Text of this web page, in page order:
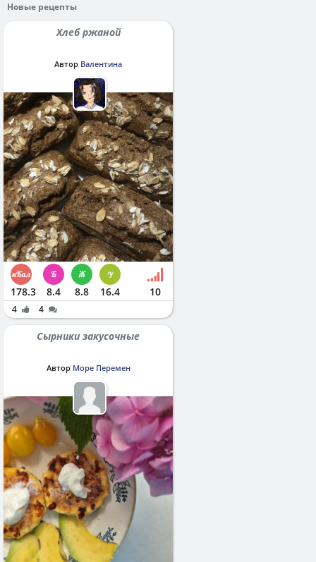
Новые рецепты
Хлеб ржаной
Автор Валентина
178.3 8.4 8.8 16.4 10
4 4
Сырники закусочные
Автор Море Перемен